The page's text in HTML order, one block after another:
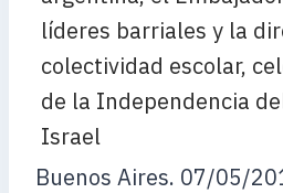
Buenos Aires. 07/05/